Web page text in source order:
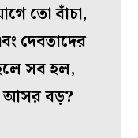
তো বাঁচা,
দেবতাদের
হলে সব হল,
আসর বড়?